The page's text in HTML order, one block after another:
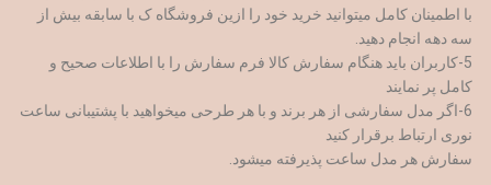
با اطمینان کامل میتوانید خرید خود را ازین فروشگاه ک با سابقه بیش از
سه دهه انجام دهید.
5-کاربران باید هنگام سفارش کالا فرم سفارش را با اطلاعات صحیح و
کامل پر نمایند
6-اگر مدل سفارشی از هر برند و با هر طرحی میخواهید با پشتیبانی ساعت
نوری ارتباط برقرار کنید
سفارش هر مدل ساعت پذیرفته میشود.